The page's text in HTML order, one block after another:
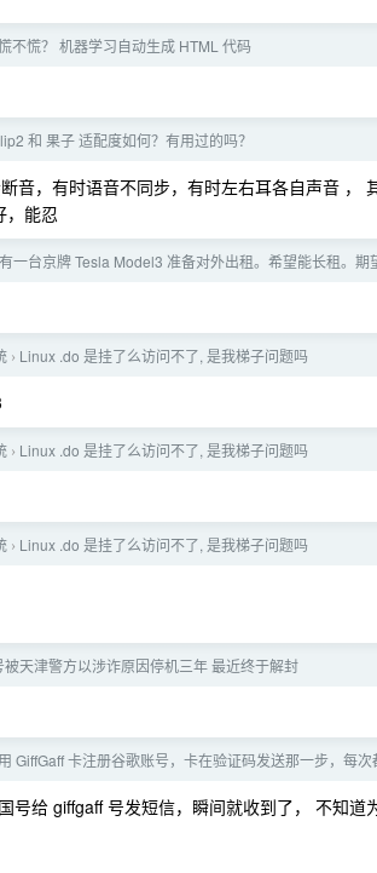
不慌？ 机器学习自动生成 HTML 代码
和 果子 适配度如何？有用过的吗？
音，有时语音不同步，有时左右耳各自声音 ，
，能忍
一台京牌 Tesla Model3 准备对外出租。希望能长租。期
› Linux .do 是挂了么访问不了, 是我梯子问题吗
› Linux .do 是挂了么访问不了, 是我梯子问题吗
› Linux .do 是挂了么访问不了, 是我梯子问题吗
被天津警方以涉诈原因停机三年 最近终于解封
GiffGaff 卡注册谷歌账号，卡在验证码发送那一步，每次
给 giffgaff 号发短信，瞬间就收到了， 不知道